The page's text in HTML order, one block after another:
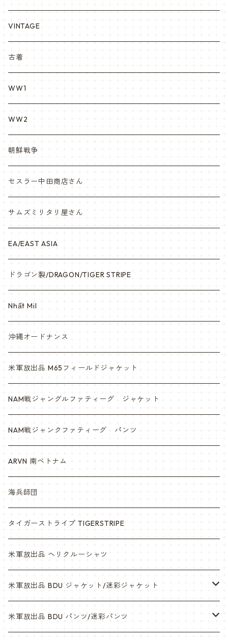
シャークマウス
REPRO レプロ
ポーラテック/POLARTEC
米軍放出品ブーツ
DRAGON ドラゴン
Nyat Mil ニャットミル
カスタム KURI
VietnamEra ウエア
Vietnam ジャングルブーツ
ナム戦装備類/ポーチ・ベルト・小物・ヘルメット等
ARC アメリカンレッドクロス
NURES
VINTAGE
古着
WW1
WW2
朝鮮戦争
セスラー中田商店さん
サムズミリタリ屋さん
EA/EAST ASIA
ドラゴン製/DRAGON/TIGER STRIPE
Nhất Mil
沖縄オードナンス
米軍放出品 M65フィールドジャケット
NAM戦ジャングルファティーグ ジャケット
NAM戦ジャンクファティーグ パンツ
ARVN 南ベトナム
海兵師団
タイガーストライプ TIGERSTRIPE
米軍放出品 ヘリクルーシャツ
米軍放出品 BDU ジャケット/迷彩ジャケット
ウッドランド
米軍放出品 BDU パンツ/迷彩パンツ